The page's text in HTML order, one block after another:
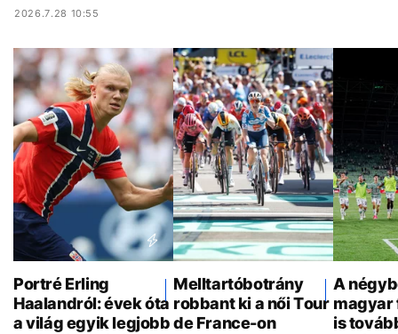
2026.7.28 10:55
Portré Erling
Haalandról: évek óta
a világ egyik legjobb
Melltartóbotrány
robbant ki a női Tour
de France-on
A
magyar
is